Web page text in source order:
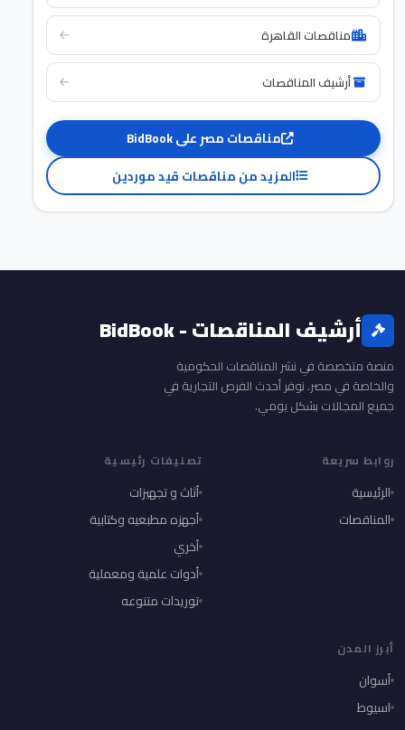
مناقصات القاهرة
أرشيف المناقصات
مناقصات مصر على BidBook
المزيد من مناقصات قيد موردين
أرشيف المناقصات - BidBook
منصة متخصصة في نشر المناقصات الحكومية
والخاصة في مصر. نوفر أحدث الفرص التجارية في
جميع المجالات بشكل يومي.
روابط سريعة
الرئيسية
المناقصات
تصنيفات رئيسية
أثاث و تجهيزات
أجهزه مطبعيه وكتابية
أخري
أدوات علمية ومعملية
توريدات متنوعه
أبرز المدن
أسوان
اسيوط